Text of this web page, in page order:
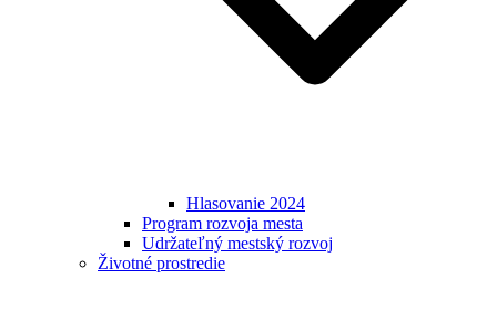
Hlasovanie 2024
Program rozvoja mesta
Udržateľný mestský rozvoj
Životné prostredie